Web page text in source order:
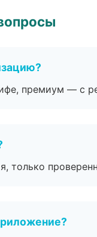
премиум — с
только